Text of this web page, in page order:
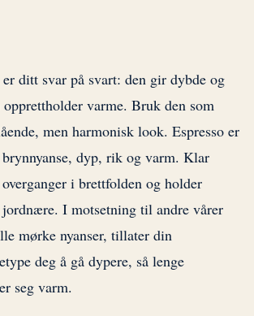
ditt svar på svart: den gir dybde og
opprettholder varme. Bruk den som
men harmonisk look. Espresso er
dyp, rik og varm. Klar
i brettfolden og holder
jordnære. I motsetning til andre vårer
mørke nyanser, tillater din
deg å gå dypere, så lenge
seg varm.